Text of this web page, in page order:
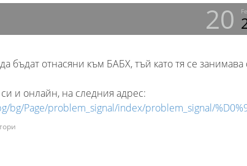
20
бъдат отнасяни към БАБХ, тъй като тя се занимава
и онлайн, на следния адрес:
Page/problem_signal/index/problem_signal/